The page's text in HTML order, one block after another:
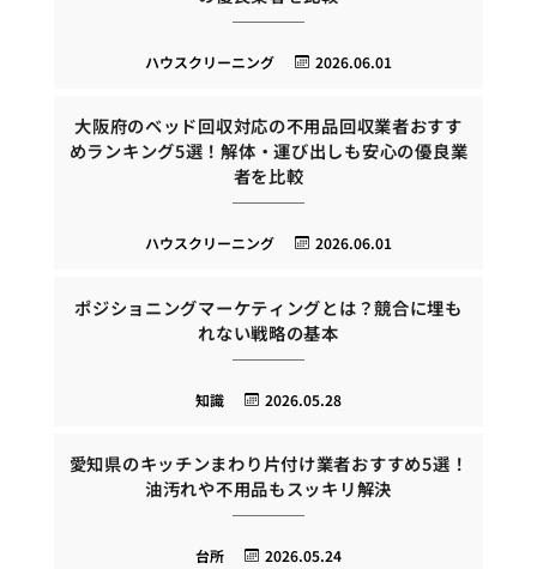
2026.06.01
ハウスクリーニング
大阪府のベッド回収対応の不用品回収業者おすす
めランキング5選！解体・運び出しも安心の優良業
者を比較
2026.06.01
ハウスクリーニング
ポジショニングマーケティングとは？競合に埋も
れない戦略の基本
2026.05.28
知識
愛知県のキッチンまわり片付け業者おすすめ5選！
油汚れや不用品もスッキリ解決
2026.05.24
台所